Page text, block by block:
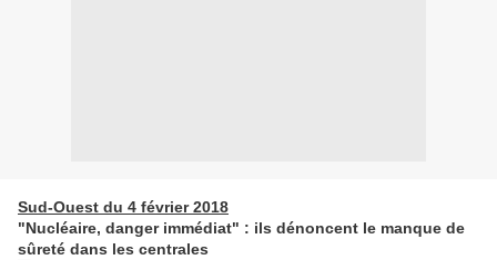
Sud-Ouest du 4 février 2018
"Nucléaire, danger immédiat" : ils dénoncent le manque de
sûreté dans les centrales